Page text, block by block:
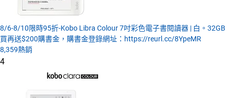
8/6-8/10限時95折-Kobo Libra Colour 7吋彩色電子書閱讀器 | 白。32GB
買再送$200購書金，購書金登錄網址：https://reurl.cc/8YpeMR
8,359熱銷
4